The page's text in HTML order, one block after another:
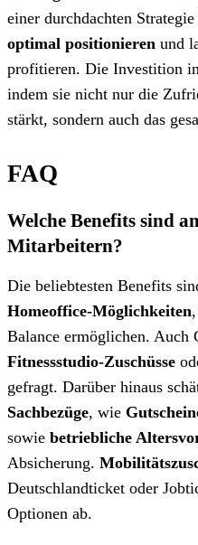
einer durchdachten
optimal positionieren und
profitieren. Die Investition
indem sie nicht nur die
stärkt, sondern auch das
FAQ
Welche Benefits sind
Mitarbeitern?
Die beliebtesten Benefits
Homeoffice-Möglichkeiten
Balance ermöglichen. Auch
Fitnessstudio-Zuschüsse
gefragt. Darüber hinaus
Sachbezüge, wie
sowie betriebliche
Absicherung.
Deutschlandticket oder
Optionen ab.